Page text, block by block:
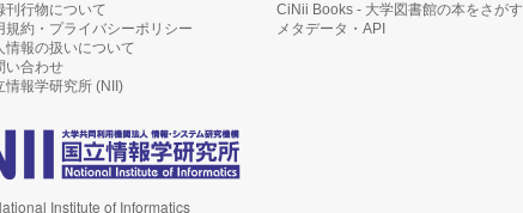
刊行物について
規約・プライバシーポリシー
情報の扱いについて
い合わせ
情報学研究所 (NII)
CiNii Books - 大学図書館の本をさがす
メタデータ・API
Institute of Informatics